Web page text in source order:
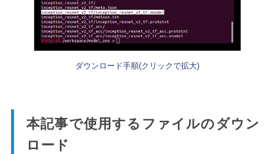
ダウンロード手順(クリックで拡大)
本記事で使用するファイルのダウン
ロード